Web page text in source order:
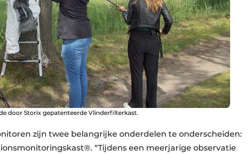
door Storix gepatenteerde Vlinderfilterkast.
zijn twee belangrijke onderdelen te onderscheiden:
“Tijdens een meerjarige observatie